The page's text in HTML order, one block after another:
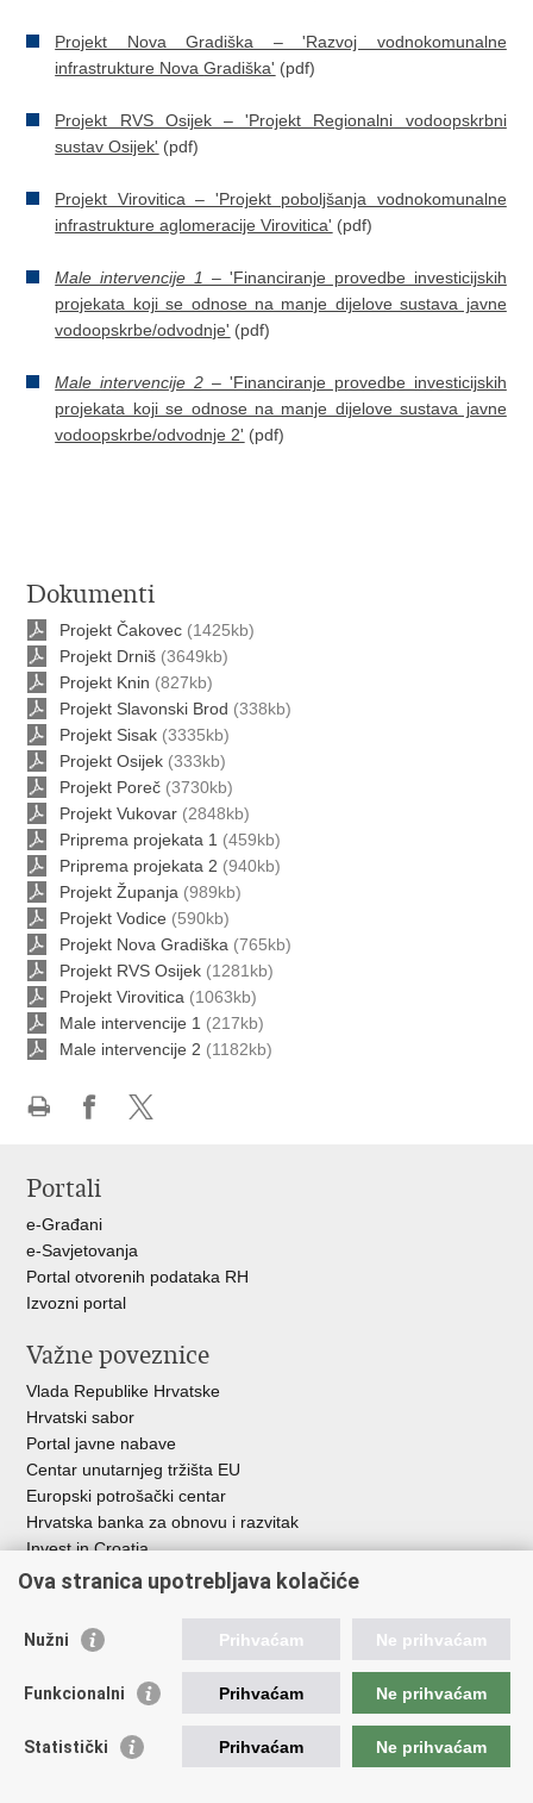
Projekt Nova Gradiška – 'Razvoj vodnokomunalne
infrastrukture NovaGradiška' (pdf)
Projekt RVS Osijek – 'Projekt Regionalni vodoopskrbni
sustav Osijek' (pdf)
Projekt Virovitica – 'Projekt poboljšanja vodnokomunalne
infrastrukture aglomeracije Virovitica' (pdf)
Maleintervencije 1 – 'Financiranje provedbe investicijskih
projekata koji se odnose na manje dijelove sustava javne
vodoopskrbe/odvodnje' (pdf)
Maleintervencije 2 – 'Financiranje provedbe investicijskih
projekata koji se odnose na manje dijelove sustava javne
vodoopskrbe/odvodnje 2' (pdf)
Dokumenti
Projekt Čakovec (1425kb)
Projekt Drniš (3649kb)
Projekt Knin (827kb)
Projekt Slavonski Brod (338kb)
Projekt Sisak (3335kb)
Projekt Osijek (333kb)
Projekt Poreč (3730kb)
Projekt Vukovar (2848kb)
Priprema projekata 1 (459kb)
Priprema projekata 2 (940kb)
Projekt Županja (989kb)
Projekt Vodice (590kb)
Projekt Nova Gradiška (765kb)
Projekt RVS Osijek (1281kb)
Projekt Virovitica (1063kb)
Male intervencije 1 (217kb)
Male intervencije 2 (1182kb)
Facebooku
Portali
e-Građani
e-Savjetovanja
Portal otvorenih podataka RH
Izvozni portal
Važne poveznice
Vlada Republike Hrvatske
Hrvatski sabor
Portal javne nabave
Centar unutarnjeg tržišta EU
Europski potrošački centar
Hrvatska banka za obnovu i razvitak
Invest in Croatia
Europska banka za obnovu i razvoj
Središnja agencija za financiranje i ugovaranje
Institucije i javne ustanove u nadležnosti
Ministarstva
Agencija za ugljikovodike
Ova stranica upotrebljava kolačiće
Nužni Prihvaćam Ne prihvaćam
Funkcionalni Prihvaćam Ne prihvaćam
Statistički Prihvaćam Ne prihvaćam